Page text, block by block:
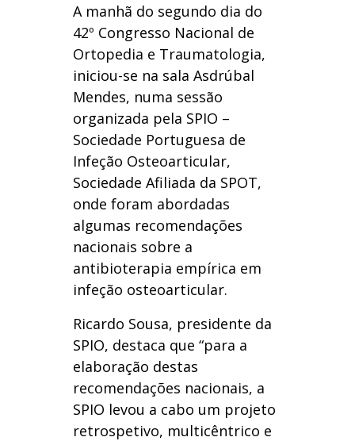
A manhã do segundo dia do
42º Congresso Nacional de
Ortopedia e Traumatologia,
iniciou-se na sala Asdrúbal
Mendes, numa sessão
organizada pela SPIO –
Sociedade Portuguesa de
Infeção Osteoarticular,
Sociedade Afiliada da SPOT,
onde foram abordadas
algumas recomendações
nacionais sobre a
antibioterapia empírica em
infeção osteoarticular.
Ricardo Sousa, presidente da
SPIO, destaca que “para a
elaboração destas
recomendações nacionais, a
SPIO levou a cabo um projeto
retrospetivo, multicêntrico e